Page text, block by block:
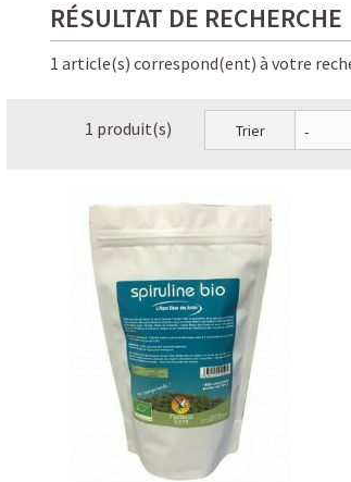
RÉSULTAT DE RECHERCHE
1 article(s) correspond(ent) à votre
1 produit(s) Trier